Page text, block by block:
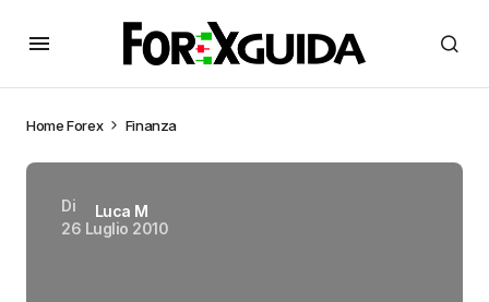
HomeForex Finanza
Di
Luca M
26 Luglio 2010